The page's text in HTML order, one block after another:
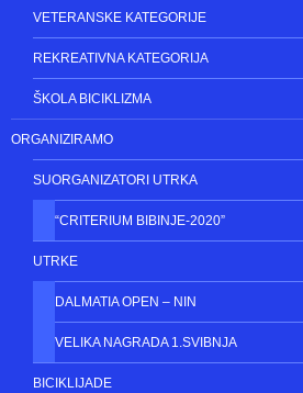
VETERANSKE KATEGORIJE
REKREATIVNA KATEGORIJA
ŠKOLA BICIKLIZMA
ORGANIZIRAMO
SUORGANIZATORI UTRKA
“CRITERIUM BIBINJE-2020”
UTRKE
DALMATIA OPEN – NIN
VELIKA NAGRADA 1.SVIBNJA
BICIKLIJADE